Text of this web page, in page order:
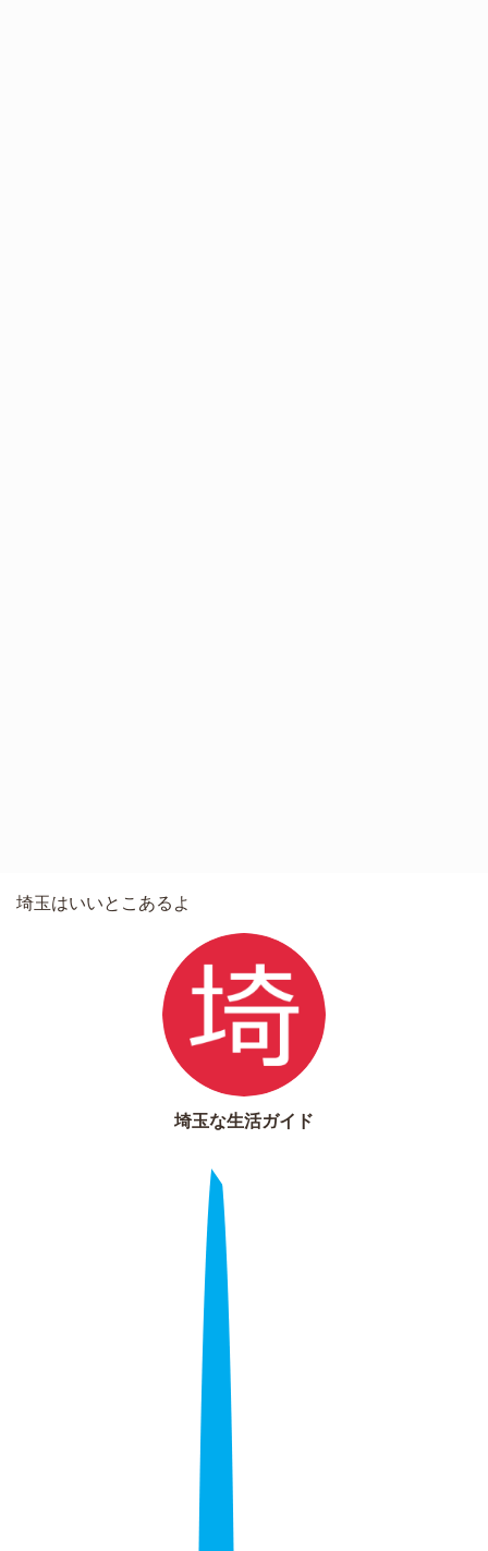
埼玉はいいとこあるよ
埼玉な生活ガイド